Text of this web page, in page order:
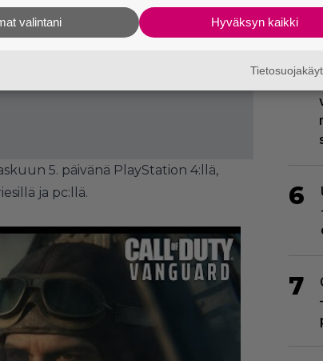
5. päivänä PlayStation 4:llä,
ja pc:llä.
5
6
7
Hyväksyn kaikki
valintani